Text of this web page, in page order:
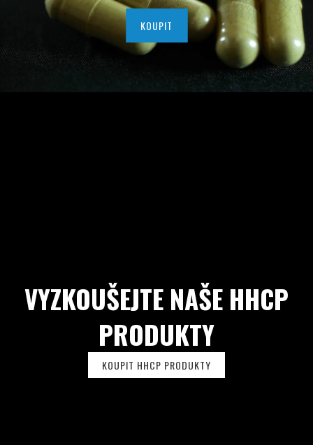
KOUPIT
VYZKOUŠEJTE NAŠE HHCP
PRODUKTY
KOUPIT HHCP PRODUKTY